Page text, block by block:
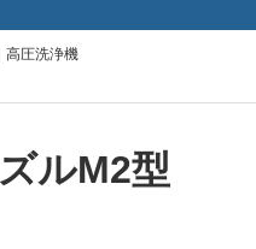
高圧洗浄機
ルM2型